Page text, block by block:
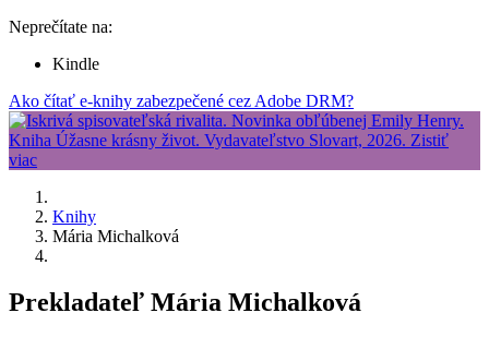
Neprečítate na:
Kindle
Ako čítať e-knihy zabezpečené cez Adobe DRM?
Knihy
Mária Michalková
Prekladateľ Mária Michalková